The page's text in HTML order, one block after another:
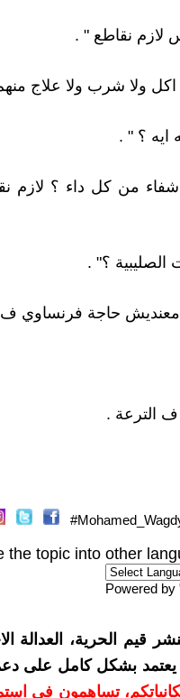
لازم نقاطع " .
اكل ولا شرب ولا علاج
ايه ؟ " .
شفاء من كل داء ؟ لازم
الصليبية ؟" .
معنديش حاجة فرنساوي ف
ف الترعة .
the topic into other
Powered by
الحرية، العدالة
يعتمد بشكل كامل على
حسب إمكانياتكم، تساهمون في